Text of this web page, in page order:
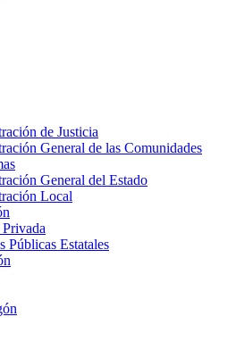
de Justicia
General de las Comunidades
General del Estado
Local
Públicas Estatales